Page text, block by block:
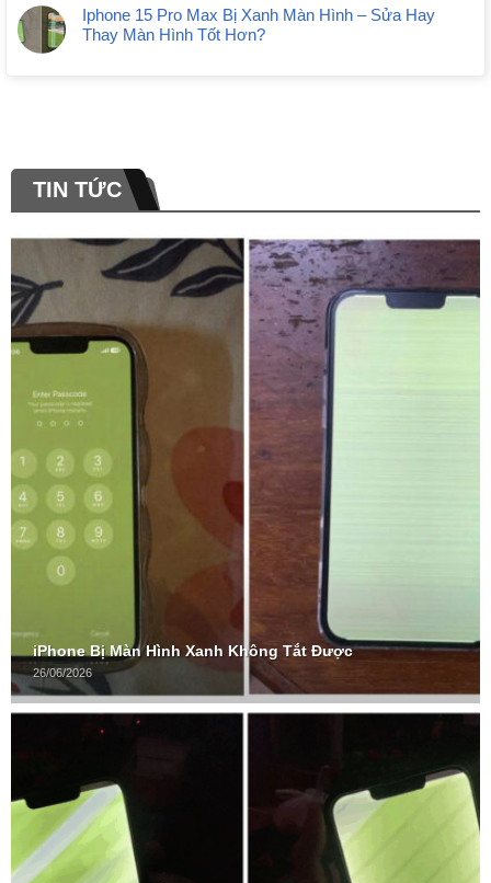
Iphone 15 Pro Max Bị Xanh Màn Hình – Sửa Hay
Thay Màn Hình Tốt Hơn?
TIN TỨC
iPhone Bị Màn Hình Xanh Không Tắt Được
26/06/2026